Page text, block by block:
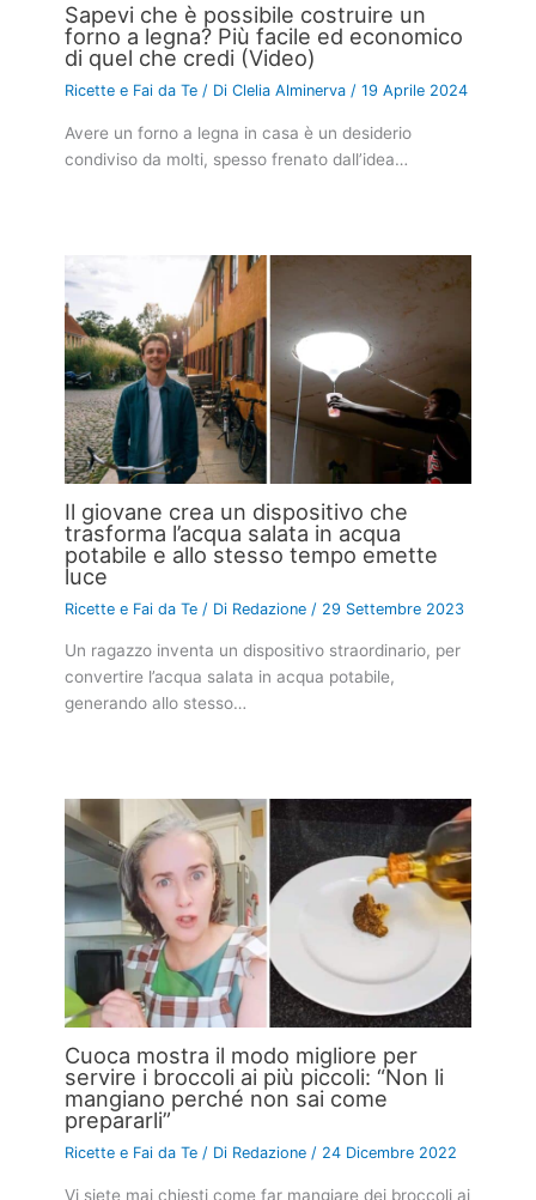
Sapevi che è possibile costruire un
forno a legna? Più facile ed economico
di quel che credi (Video)
Ricette e Fai da Te / DiClelia Alminerva/19 Aprile 2024
Avere un forno a legna in casa è un desiderio
condiviso da molti, spesso frenato dall’idea…
Il giovane crea un dispositivo che
trasforma l’acqua salata in acqua
potabile e allo stesso tempo emette
luce
Ricette e Fai da Te / Di Redazione / 29 Settembre 2023
Un ragazzo inventa un dispositivo straordinario, per
convertire l’acqua salata in acqua potabile,
generando allo stesso…
Cuoca mostra il modo migliore per
servire i broccoli ai più piccoli: “Non li
mangiano perché non sai come
prepararli”
Ricette e Fai da Te / Di Redazione/ 24 Dicembre 2022
Vi siete mai chiesti come far mangiare dei broccoli ai